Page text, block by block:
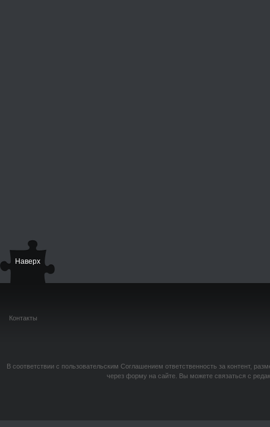
Наверх
Контакты
В соответствии с пользовательским Соглашением ответственность за контент,
через форму на сайте. Вы можете связаться с